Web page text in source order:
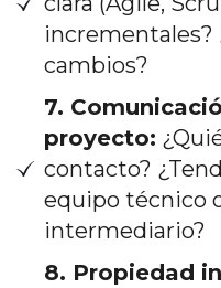
incrementales?
cambios?
7.
proyecto:
contacto?
equipo técnico
intermediario?
8. Propiedad